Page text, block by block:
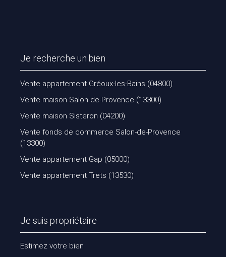
Je recherche un bien
Vente appartement Gréoux-les-Bains (04800)
Vente maison Salon-de-Provence (13300)
Vente maison Sisteron (04200)
Vente fonds de commerce Salon-de-Provence
(13300)
Vente appartement Gap (05000)
Vente appartement Trets (13530)
Je suis propriétaire
Estimez votre bien